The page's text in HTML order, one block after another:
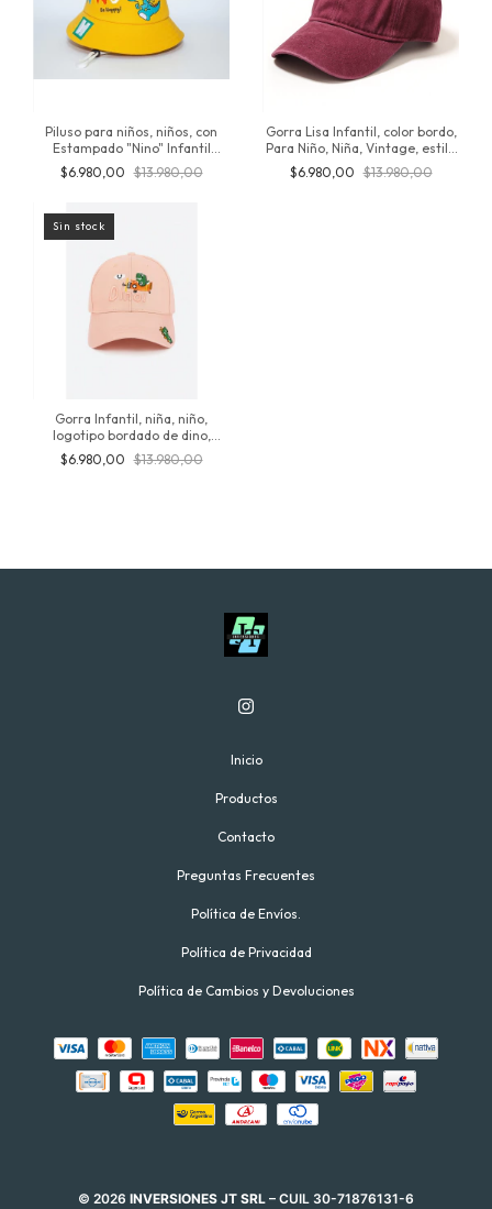
Piluso para niños, niños, con
Estampado "Nino" Infantil
producto original de
Inversionesjt, talle único,
$6.980,00 $13.980,00
Gorra Lisa Infantil, color bordo,
Para Niño, Niña, Vintage, estilo
desgastada, colores
Prelavados, de algodón, de 3 a
$6.980,00 $13.980,00
Sin stock
Gorra Infantil, niña, niño,
logotipo bordado de dino,
regulable, ajustable, de
algodon premium, para uso
$6.980,00 $13.980,00
Inicio
Productos
Contacto
Preguntas Frecuentes
Política de Envíos.
Política de Privacidad
Política de Cambios y Devoluciones
© 2026 INVERSIONES JT SRL – CUIL 30-71876131-6